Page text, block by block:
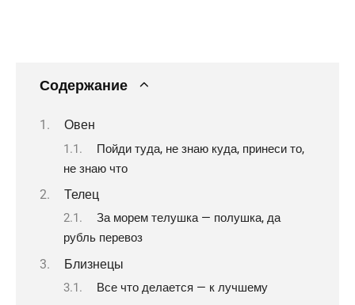
Содержание
Овен
Пойди туда, не знаю куда, принеси то,
не знаю что
Телец
За морем телушка — полушка, да
рубль перевоз
Близнецы
Все что делается — к лучшему